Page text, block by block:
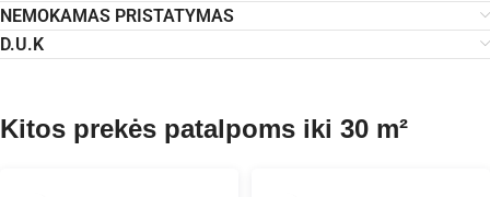
NEMOKAMAS PRISTATYMAS
D.U.K
Kitos prekės patalpoms iki 30 m²